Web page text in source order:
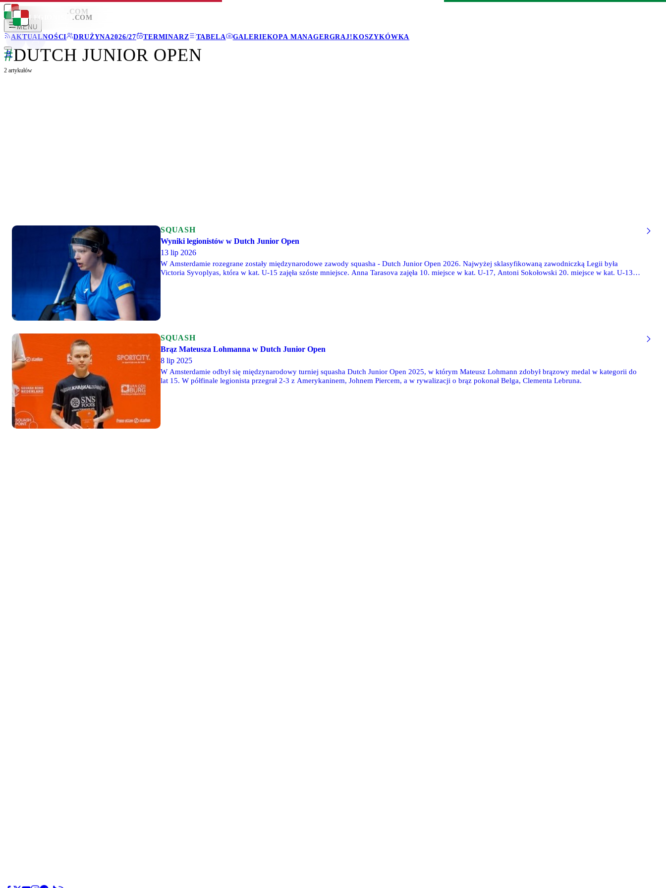
LEGIONISCI .COM
MENU
AKTUALNOŚCI
DRUŻYNA2026/27 TERMINARZ TABELA GALERIEKOPA MANAGERGRAJ!KOSZYKÓWKA
LEGIONISCI .COM
#DUTCH JUNIOR OPEN
2 artykułów
SQUASH
Wyniki legionistów w Dutch Junior Open
13 lip 2026
W Amsterdamie rozegrane zostały międzynarodowe zawody squasha - Dutch Junior Open 2026. Najwyżej sklasyfikowaną zawodniczką Legii była
Victoria Syvoplyas, która w kat. U-15 zajęła szóste mniejsce. Anna Tarasova zajęła 10. miejsce w kat. U-17, Antoni Sokołowski 20. miejsce w kat. U-13, a
SQUASH
Brąz Mateusza Lohmanna w Dutch Junior Open
8 lip 2025
W Amsterdamie odbył się międzynarodowy turniej squasha Dutch Junior Open 2025, w którym Mateusz Lohmann zdobył brązowy medal w kategorii do
lat 15. W półfinale legionista przegrał 2-3 z Amerykaninem, Johnem Piercem, a w rywalizacji o brąz pokonał Belga, Clementa Lebruna.